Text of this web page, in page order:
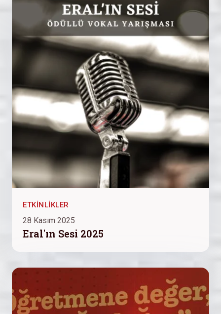
ETKINLIKLER
28 Kasım 2025
Eral'ın Sesi 2025